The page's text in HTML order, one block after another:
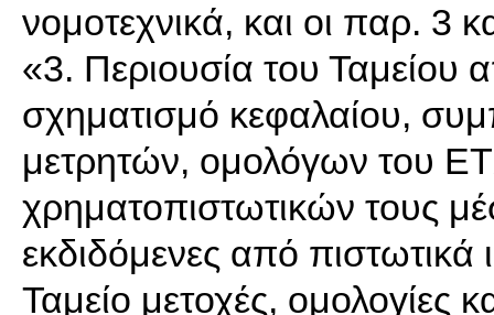
νομοτεχνικά, και οι παρ. 3
«3. Περιουσία του Ταμείου
σχηματισμό κεφαλαίου,
μετρητών, ομολόγων του
χρηματοπιστωτικών τους
εκδιδόμενες από
Ταμείο μετοχές, ομολογίες